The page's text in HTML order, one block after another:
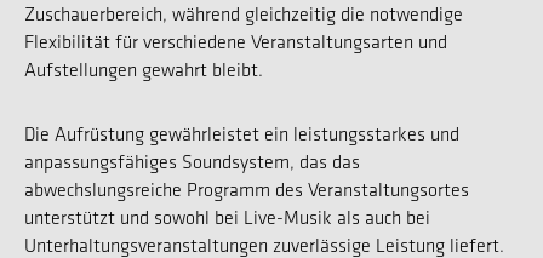
Zuschauerbereich, während gleichzeitig die notwendige
Flexibilität für verschiedene Veranstaltungsarten und
Aufstellungen gewahrt bleibt.
Die Aufrüstung gewährleistet ein leistungsstarkes und
anpassungsfähiges Soundsystem, das das
abwechslungsreiche Programm des Veranstaltungsortes
unterstützt und sowohl bei Live-Musik als auch bei
Unterhaltungsveranstaltungen zuverlässige Leistung liefert.